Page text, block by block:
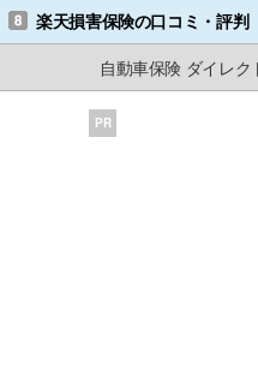
楽天損害保険の口コミ・評判
自動車保険 ダイレ
PR